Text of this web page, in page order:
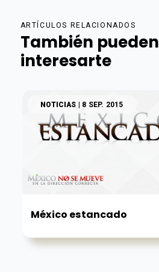
ARTÍCULOS RELACIONADOS
También pueden
interesarte
NOTICIAS | 8 SEP. 2015
México estancado